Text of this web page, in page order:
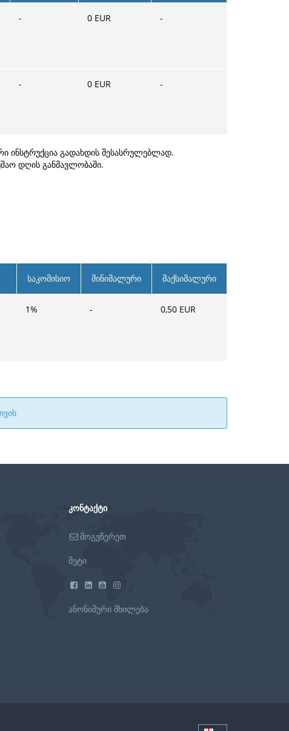
- 0 EUR -
- 0 EUR -
ინსტრუქცია გადახდის შესასრულებლად.
დღის განმავლობაში.
საკომისიო მინიმალური მაქსიმალური
1% - 0,50 EUR
ᲙᲝᲜᲢᲐᲥᲢᲘ
მოგვწერეთ
მეტი
ანონიმური მხილება